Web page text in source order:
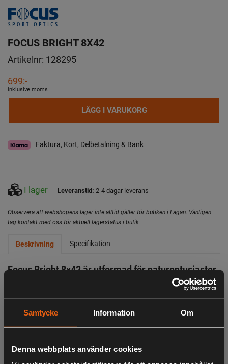
Samtycke Information Om
Denna webbplats använder cookies
FOCUS BRIGHT 8X42
Artikelnr: 128295
699:-
inklusive moms
LÄGG I VARUKORG
Faktura, Kort, Delbetalning & Bank
I lager Leveranstid: 2-4 dagar leverans
Observera att webshopens lager inte alltid gäller för butiken i Lagan. Vänligen
tag kontakt med oss för aktuell lagerstatus i butik
Beskrivning Specifikation
Focus Bright 8x42 är utformad för naturentusiaster,
fågelskådare och jägare och ger en klar och klar
tittarupplevelse. Oavsett om du spårar vilda djur,
utforskar landskap eller ser fåglar i rörelse ger
denna kikare tillförlitlig prestanda i det fria.
Focus Bright är en perfekt kikare för alla utomhusäventyr.
användarvänlighet, hållbarhet och optisk prestanda, vilket